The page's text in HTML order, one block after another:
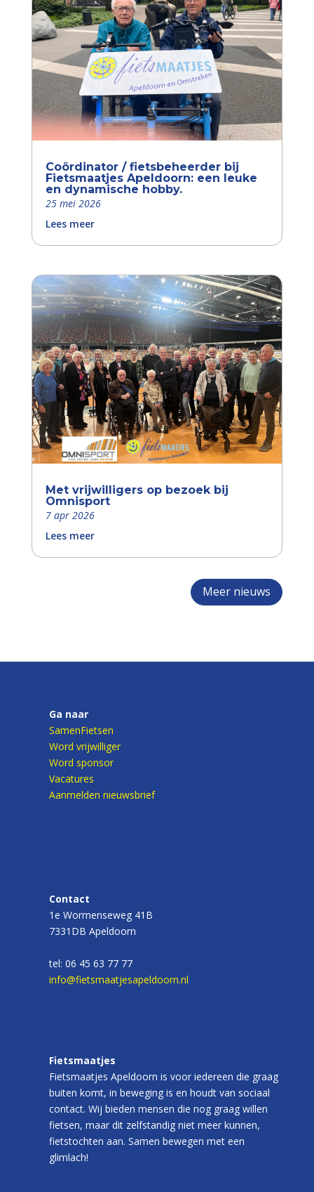
Coördinator / fietsbeheerder bij
Fietsmaatjes Apeldoorn: een leuke
en dynamische hobby.
25 mei 2026
Lees meer
Met vrijwilligers op bezoek bij
Omnisport
7 apr 2026
Lees meer
Meer nieuws
Ga naar
SamenFietsen
Word vrijwilliger
Word sponsor
Vacatures
Aanmelden nieuwsbrief
Contact
1e Wormenseweg 41B
7331DB Apeldoorn
tel: 06 45 63 77 77
info@fietsmaatjesapeldoorn.nl
Fietsmaatjes
Fietsmaatjes Apeldoorn is voor iedereen die graag
buiten komt, in beweging is en houdt van sociaal
contact. Wij bieden mensen die nog graag willen
fietsen, maar dit zelfstandig niet meer kunnen,
fietstochten aan. Samen bewegen met een
glimlach!